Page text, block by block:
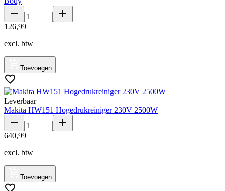
126,99
excl. btw
Toevoegen
Leverbaar
Makita HW151 Hogedrukreiniger 230V 2500W
640,99
excl. btw
Toevoegen